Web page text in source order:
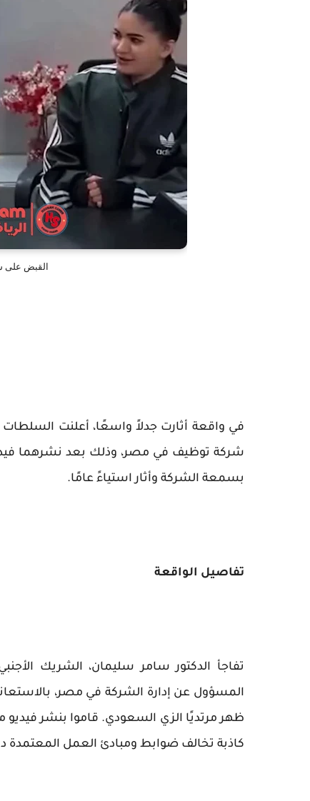
القبض على
في واقعة أثارت جدلاً واسعًا، أعلنت السلطات
شركة توظيف في مصر، وذلك بعد نشرهما
بسمعة الشركة وأثار استياءً عامًا.
تفاصيل الواقعة
تفاجأ الدكتور سامر سليمان، الشريك
المسؤول عن إدارة الشركة في مصر،
ظهر مرتديًا الزي السعودي. قاموا بنشر
كاذبة تخالف ضوابط ومبادئ العمل